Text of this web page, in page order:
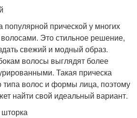
популярной прической у многих
Это стильное решение,
свежий и модный образ.
волосы выглядят более
Такая прическа
типа волос и формы лица, поэтому
найти свой идеальный вариант.